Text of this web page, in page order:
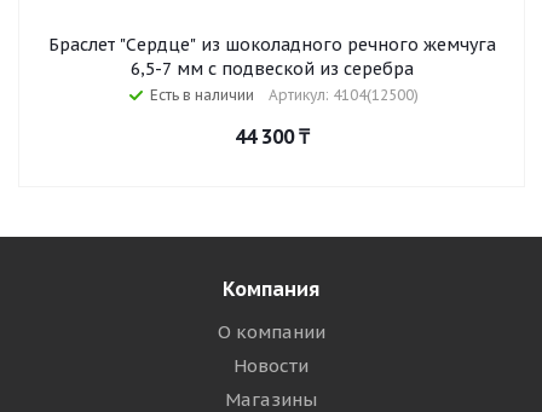
Браслет "Сердце" из шоколадного речного жемчуга
6,5-7 мм с подвеской из серебра
Есть в наличии Артикул: 4104(12500)
44 300₸
Компания
О компании
Новости
Магазины